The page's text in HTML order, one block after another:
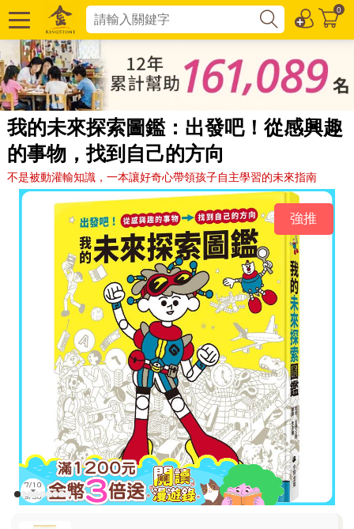
0
我的未來探索圖鑑：出發吧！從感興趣
的事物，找到自己的方向
不是被動灌輸知識，一本讓好奇心帶領孩子自主學習的未來指南
強推